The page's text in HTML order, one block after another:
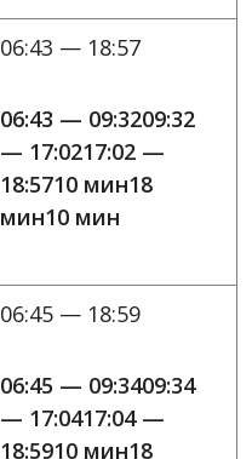
06:43 — 18:57
06:43 — 09:3209:32
— 17:0217:02 —
18:5710 мин18
мин10 мин
06:45 — 18:59
06:45 — 09:3409:34
— 17:0417:04 —
18:5910 мин18